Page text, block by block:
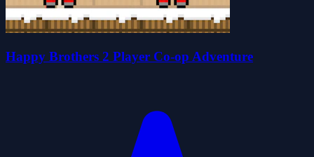
Happy Brothers 2 Player Co-op Adventure